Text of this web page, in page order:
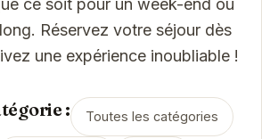
ce soit pour un week-end ou
Réservez votre séjour dès
une expérience inoubliable !
: Toutes les catégories